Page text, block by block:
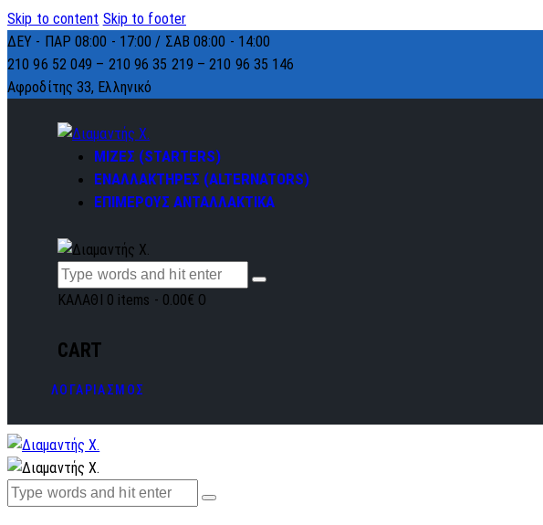
Skip to content Skip to footer
ΔΕΥ - ΠΑΡ 08:00 - 17:00 / ΣΑΒ 08:00 - 14:00
210 96 52 049 – 210 96 35 219 –210 96 35 146
Αφροδίτης 33, Ελληνικό
ΜΙΖΕΣ (STARTERS)
ΕΝΑΛΛΑΚΤΗΡΕΣ (ALTERNATORS)
ΕΠΙΜΕΡΟΥΣ ΑΝΤΑΛΛΑΚΤΙΚΑ
ΚΑΛΑΘΙ 0 items - 0.00€ 0
CART
ΛΟΓΑΡΙΑΣΜΟΣ